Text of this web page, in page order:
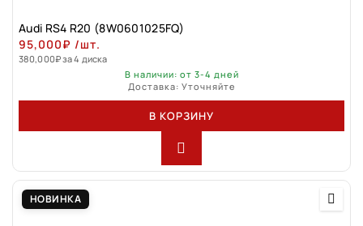
Audi RS4 R20 (8W0601025FQ)
95,000₽ /шт.
380,000₽за 4 диска
В наличии: от 3-4 дней
Доставка: Уточняйте
В КОРЗИНУ
НОВИНКА